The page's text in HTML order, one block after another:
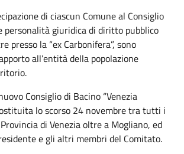
di ciascun Comune al Consiglio
personalità giuridica di diritto pubblico
presso la “ex Carbonifera”, sono
all’entità della popolazione
Consiglio di Bacino “Venezia
lo scorso 24 novembre tra tutti i
di Venezia oltre a Mogliano, ed
e gli altri membri del Comitato.